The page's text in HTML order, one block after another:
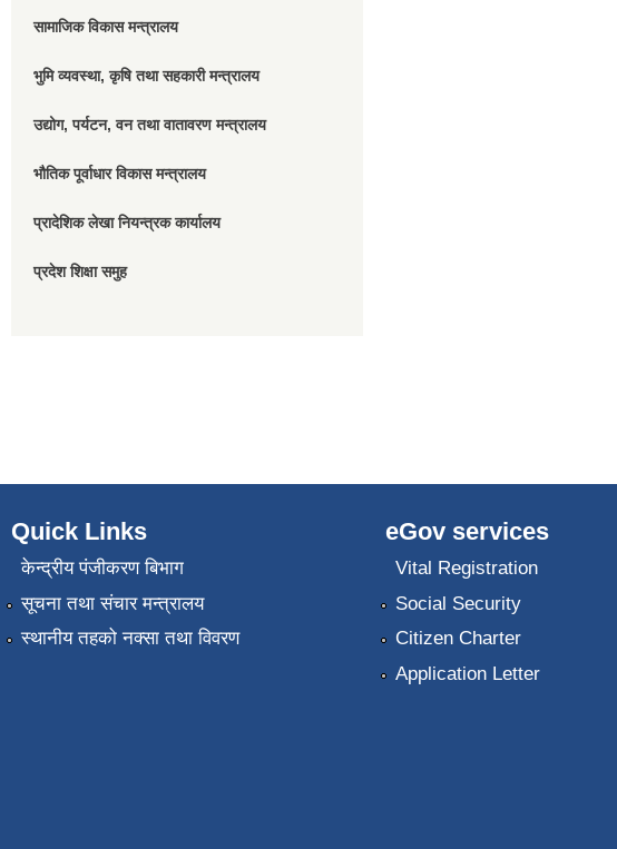
सामाजिक विकास मन्त्रालय
भुमि व्यवस्था, कृषि तथा सहकारी मन्त्रालय
उद्योग, पर्यटन, वन तथा वातावरण मन्त्रालय
भौतिक पूर्वाधार विकास मन्त्रालय
प्रादेशिक लेखा नियन्त्रक कार्यालय
प्रदेश शिक्षा समुह
Quick Links
केन्द्रीय पंजीकरण बिभाग
सूचना तथा संचार मन्त्रालय
स्थानीय तहको नक्सा तथा विवरण
eGov services
Vital Registration
Social Security
Citizen Charter
Application Letter